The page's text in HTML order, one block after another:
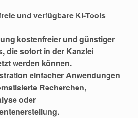
und verfügbare KI-Tools
kostenfreier und günstiger
die sofort in der Kanzlei
werden können.
einfacher Anwendungen
Recherchen,
oder